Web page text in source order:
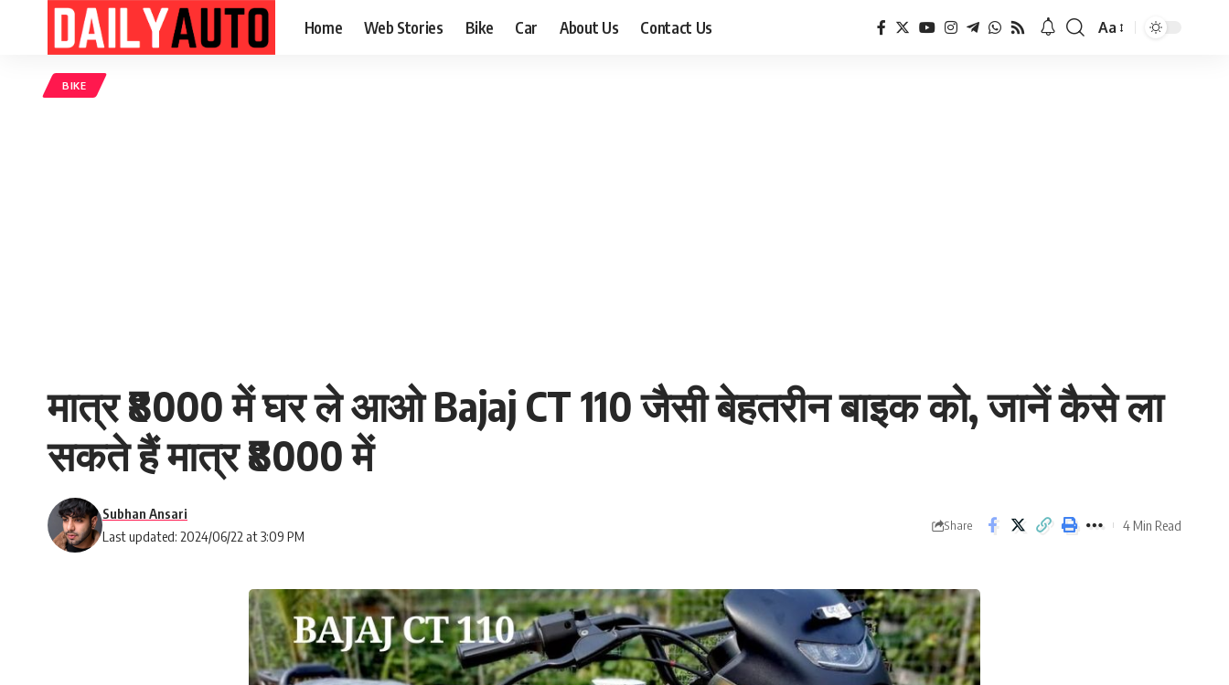
Home Web Stories Bike Car About Us Contact Us
Font
Aa
BIKE
मात्र ₹8000 में घर ले आओ Bajaj CT 110 जैसी बेहतरीन बाइक को, जानें कैसे ला
सकते हैं मात्र ₹8000 में
Last updated: 2024/06/22 at 3:09 PM
Subhan Ansari
Share 4 Min Read